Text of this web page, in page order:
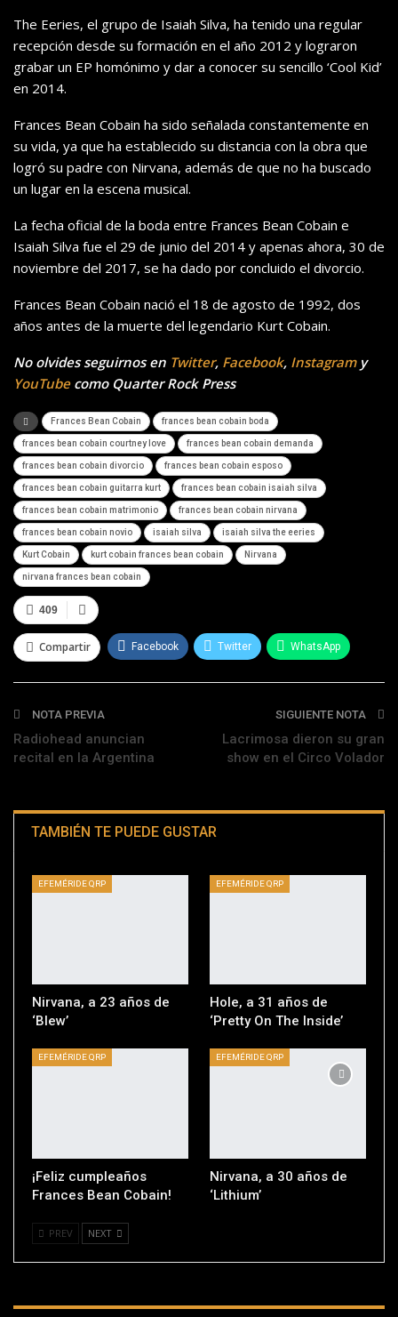
The Eeries, el grupo de Isaiah Silva, ha tenido una regular
recepción desde su formación en el año 2012 y lograron
grabar un EP homónimo y dar a conocer su sencillo ‘Cool Kid’
en 2014.
Frances Bean Cobain ha sido señalada constantemente en
su vida, ya que ha establecido su distancia con la obra que
logró su padre con Nirvana, además de que no ha buscado
un lugar en la escena musical.
La fecha oficial de la boda entre Frances Bean Cobain e
Isaiah Silva fue el 29 de junio del 2014 y apenas ahora, 30 de
noviembre del 2017, se ha dado por concluido el divorcio.
Frances Bean Cobain nació el 18 de agosto de 1992, dos
años antes de la muerte del legendario Kurt Cobain.
No olvides seguirnos en Twitter, Facebook, Instagramy
YouTubecomo Quarter Rock Press
Frances Bean Cobain frances bean cobain boda
frances bean cobain courtney love frances bean cobain demanda
frances bean cobain divorcio frances bean cobain esposo
frances bean cobain guitarra kurt frances bean cobain isaiah silva
frances bean cobain matrimonio frances bean cobain nirvana
frances bean cobain novio isaiah silva isaiah silva the eeries
Kurt Cobain kurt cobain frances bean cobain Nirvana
nirvana frances bean cobain
409
Compartir Facebook Twitter WhatsApp
Telegram
NOTA PREVIA
Radiohead anuncian
recital en la Argentina
SIGUIENTE NOTA
Lacrimosa dieron su gran
show en el Circo Volador
TAMBIÉN TE PUEDE GUSTAR
EFEMÉRIDE QRP
Nirvana, a 23 años de
‘Blew’
EFEMÉRIDE QRP
Hole, a 31 años de
‘Pretty On The Inside’
EFEMÉRIDE QRP
¡Feliz cumpleaños
Frances Bean Cobain!
EFEMÉRIDE QRP
Nirvana, a 30 años de
‘Lithium’
PREV NEXT